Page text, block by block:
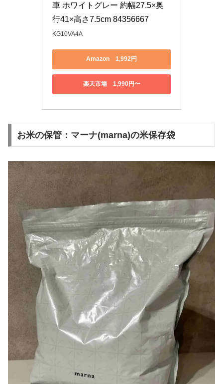
車 ホワイトグレー 約幅27.5×奥
行41×高さ7.5cm 84356667
KG10VA4A
Amazon 1,992円
楽天市場 1,990円〜
お米の保管：マーナ(marna)の米保存袋